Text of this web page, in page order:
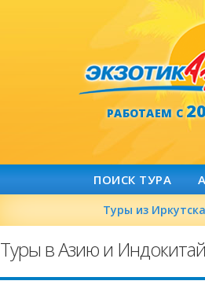
РАБОТАЕМ С
ПОИСК ТУРА
Туры из Иркутска
Туры в Азию и Индокитай